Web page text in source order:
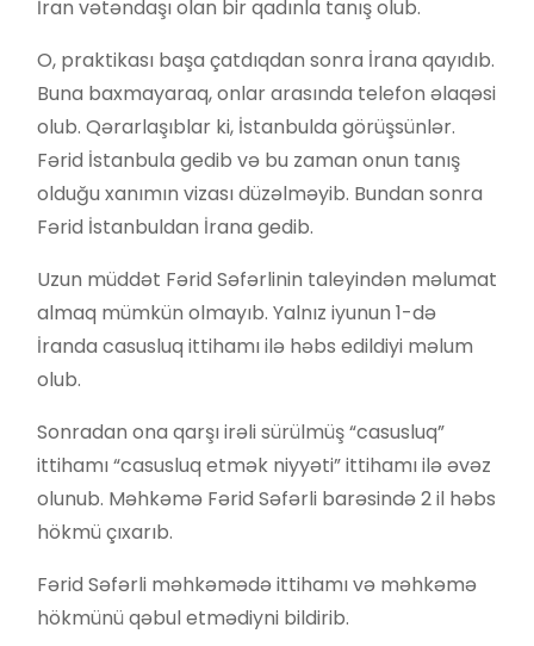
İran vətəndaşı olan bir qadınla tanış olub.
O, praktikası başa çatdıqdan sonra İrana qayıdıb.
Buna baxmayaraq, onlar arasında telefon əlaqəsi
olub. Qərarlaşıblar ki, İstanbulda görüşsünlər.
Fərid İstanbula gedib və bu zaman onun tanış
olduğu xanımın vizası düzəlməyib. Bundan sonra
Fərid İstanbuldan İrana gedib.
Uzun müddət Fərid Səfərlinin taleyindən məlumat
almaq mümkün olmayıb. Yalnız iyunun 1-də
İranda casusluq ittihamı ilə həbs edildiyi məlum
olub.
Sonradan ona qarşı irəli sürülmüş “casusluq”
ittihamı “casusluq etmək niyyəti” ittihamı ilə əvəz
olunub. Məhkəmə Fərid Səfərli barəsində 2 il həbs
hökmü çıxarıb.
Fərid Səfərli məhkəmədə ittihamı və məhkəmə
hökmünü qəbul etmədiyni bildirib.